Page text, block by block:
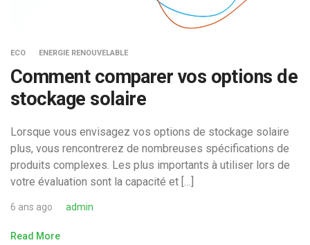
ECO ENERGIE RENOUVELABLE
Comment comparer vos options de
stockage solaire
Lorsque vous envisagez vos options de stockage solaire
plus, vous rencontrerez de nombreuses spécifications de
produits complexes. Les plus importants à utiliser lors de
votre évaluation sont la capacité et […]
6 ans ago admin
Read More